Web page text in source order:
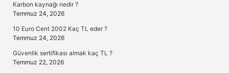
Karbon kaynağı nedir ?
Temmuz 24, 2026
10 Euro Cent 2002 Kaç TL eder ?
Temmuz 24, 2026
Güvenlik sertifikası almak kaç TL ?
Temmuz 22, 2026